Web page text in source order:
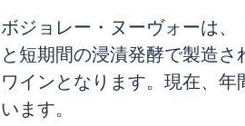
ボジョレー・ヌーヴォーは、
と短期間の浸漬発酵で製造
ワインとなります。現在、
います。